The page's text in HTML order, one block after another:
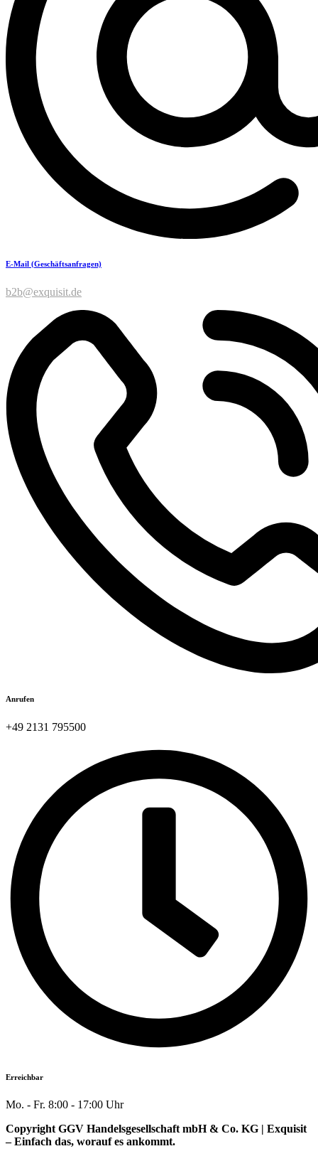
E-Mail (Geschäftsanfragen)
b2b@exquisit.de
Anrufen
+49 2131 795500​
Erreichbar
Mo. - Fr. 8:00 - 17:00 Uhr
Copyright GGV Handelsgesellschaft mbH & Co. KG | Exquisit
– Einfach das, worauf es ankommt.